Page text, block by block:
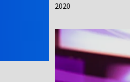
2020